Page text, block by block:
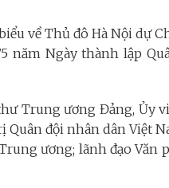
về Thủ đô Hà Nội dự
năm Ngày thành lập
Trung ương Đảng, Ủy
đội nhân dân Việt
ương; lãnh đạo Văn